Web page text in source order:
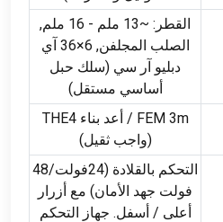
القطر: ~13 ملم - 16 ملم,
الصلب المجلفن, 6×36 آي
دبليو آر سي (سلك حبل
أساسي مستقل)
FEM 3m / أعد بناء THE4
(واجب ثقيل)
التحكم بالقلادة (24فولت/48
فولت جهد الأمان) مع أزرار
أعلى / أسفل. جهاز التحكم